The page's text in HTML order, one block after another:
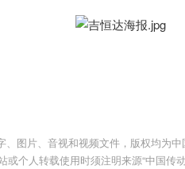
图片、音视和视频文件，版权均为
个人转载使用时须注明来源“中国传